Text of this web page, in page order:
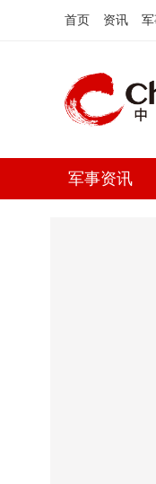
首页 资讯
军事资讯